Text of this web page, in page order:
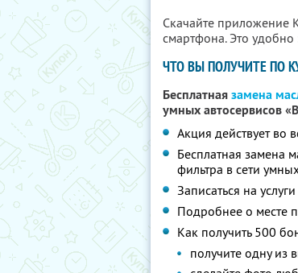
Скачайте приложение
смартфона. Это удобно
ЧТО ВЫ ПОЛУЧИТЕ ПО
Бесплатнаязамена
умных автосервисов
Акция действует во
Бесплатная замена
фильтра в сети
Записаться на
Подробнее о месте
Как получить 500
получите одну из